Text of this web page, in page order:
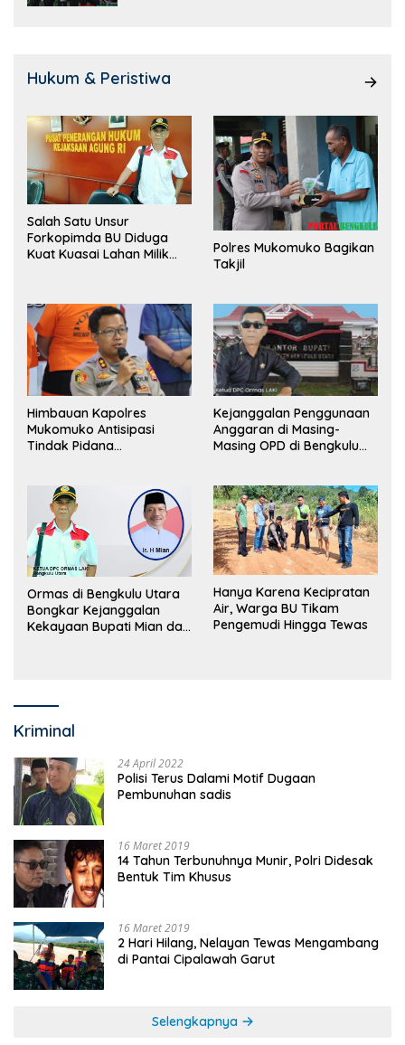
Hukum & Peristiwa
Salah Satu Unsur
Forkopimda BU Diduga
Kuat Kuasai Lahan Milik
Polres Mukomuko Bagikan
Takjil
Himbauan Kapolres
Mukomuko Antisipasi
Tindak Pidana
Kejanggalan Penggunaan
Anggaran di Masing-
Masing OPD di Bengkulu
Ormas di Bengkulu Utara
Bongkar Kejanggalan
Kekayaan Bupati Mian dan
Hanya Karena Kecipratan
Air, Warga BU Tikam
Pengemudi Hingga Tewas
Kriminal
24 April 2022
Polisi Terus Dalami Motif Dugaan
Pembunuhan sadis
16 Maret 2019
14 Tahun Terbunuhnya Munir, Polri Didesak
Bentuk Tim Khusus
16 Maret 2019
2 Hari Hilang, Nelayan Tewas Mengambang
di Pantai Cipalawah Garut
Selengkapnya